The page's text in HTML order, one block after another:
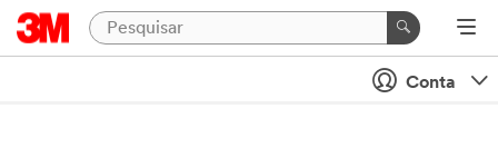
Conta